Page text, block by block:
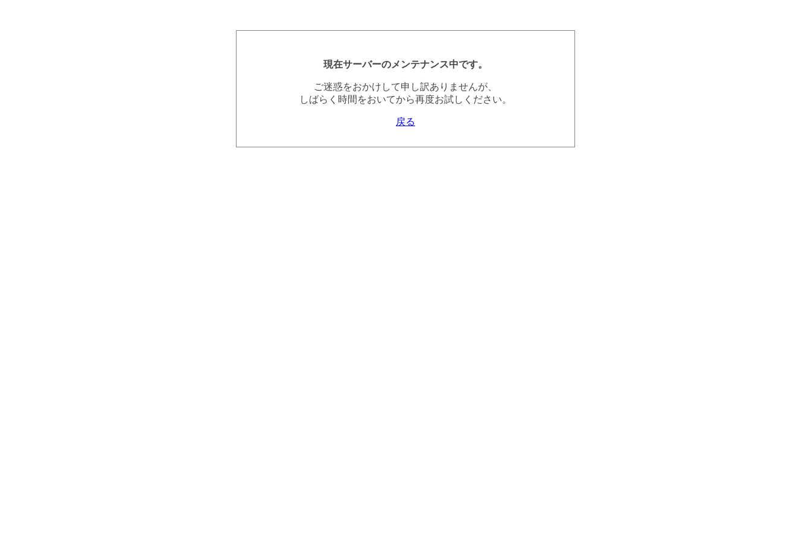
現在サーバーのメンテナンス中です。
ご迷惑をおかけして申し訳ありませんが、
しばらく時間をおいてから再度お試しください。
戻る